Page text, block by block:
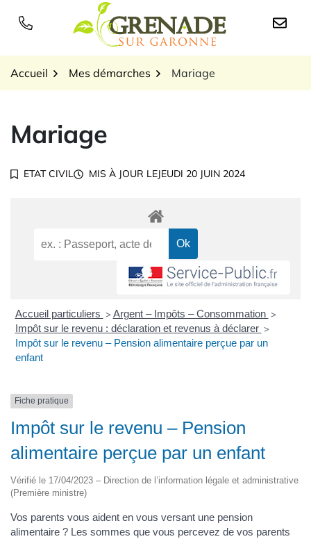
Logo Grenade sur
Accueil Mes démarches Mariage
Mariage
ETAT CIVIL MIS À JOUR LEJEUDI 20 JUIN 2024
Accueil particuliers > Argent – Impôts – Consommation >
Impôt sur le revenu : déclaration et revenus à déclarer >
Impôt sur le revenu – Pension alimentaire perçue par un
enfant
Fiche pratique
Impôt sur le revenu – Pension
alimentaire perçue par un enfant
Vérifié le 17/04/2023 – Direction de l’information légale et administrative
(Première ministre)
Vos parents vous aident en vous versant une pension
alimentaire ? Les sommes que vous percevez de vos parents